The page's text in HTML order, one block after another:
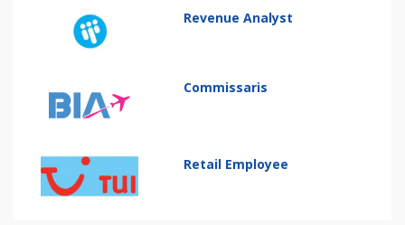
Revenue Analyst
Commissaris
Retail Employee